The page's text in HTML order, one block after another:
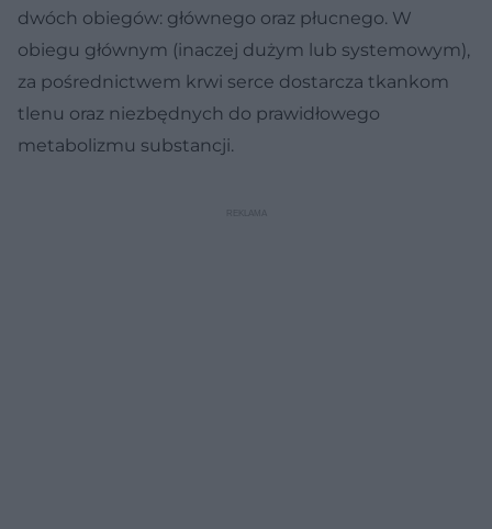
dwóch obiegów: głównego oraz płucnego. W
obiegu głównym (inaczej dużym lub systemowym),
za pośrednictwem krwi serce dostarcza tkankom
tlenu oraz niezbędnych do prawidłowego
metabolizmu substancji.